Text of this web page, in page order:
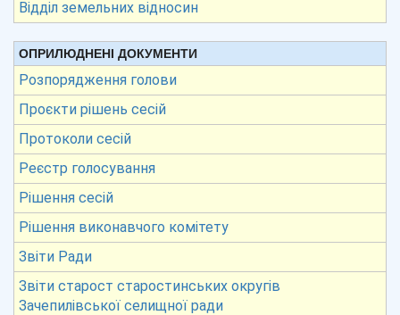
Відділ земельних відносин
ОПРИЛЮДНЕНІ ДОКУМЕНТИ
Розпорядження голови
Проєкти рішень сесій
Протоколи сесій
Реєстр голосування
Рішення сесій
Рішення виконавчого комітету
Звіти Ради
Звіти старост старостинських округів
Зачепилівської селищної ради